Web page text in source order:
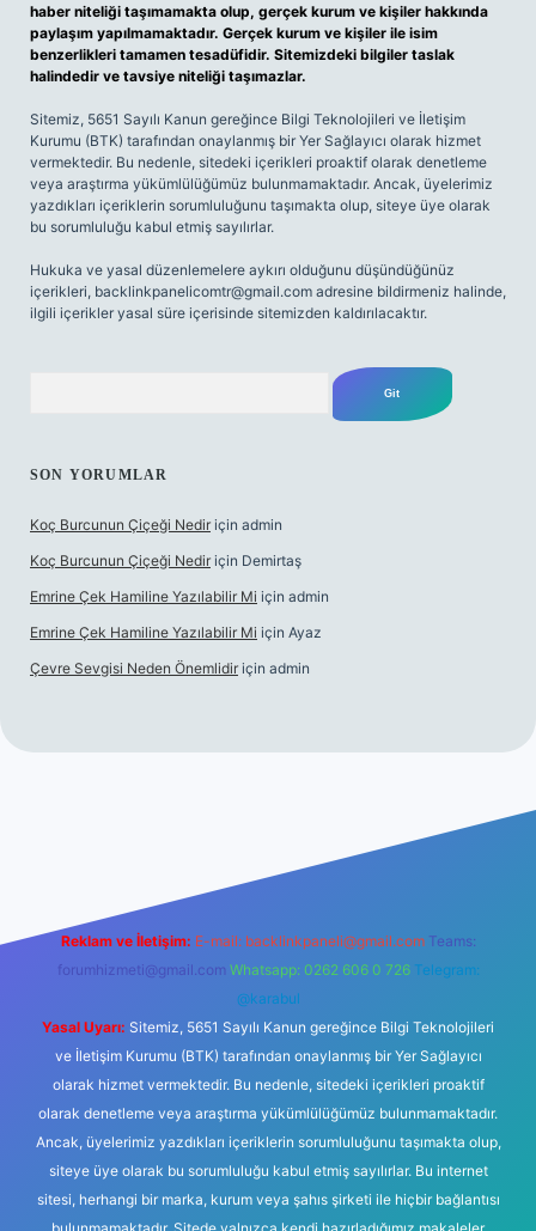
haber niteliği taşımamakta olup, gerçek kurum ve kişiler hakkında
paylaşım yapılmamaktadır. Gerçek kurum ve kişiler ile isim
benzerlikleri tamamen tesadüfidir. Sitemizdeki bilgiler taslak
halindedir ve tavsiye niteliği taşımazlar.
Sitemiz, 5651 Sayılı Kanun gereğince Bilgi Teknolojileri ve İletişim
Kurumu (BTK) tarafından onaylanmış bir Yer Sağlayıcı olarak hizmet
vermektedir. Bu nedenle, sitedeki içerikleri proaktif olarak denetleme
veya araştırma yükümlülüğümüz bulunmamaktadır. Ancak, üyelerimiz
yazdıkları içeriklerin sorumluluğunu taşımakta olup, siteye üye olarak
bu sorumluluğu kabul etmiş sayılırlar.
Hukuka ve yasal düzenlemelere aykırı olduğunu düşündüğünüz
içerikleri, backlinkpanelicomtr@gmail.com adresine bildirmeniz halinde,
ilgili içerikler yasal süre içerisinde sitemizden kaldırılacaktır.
SON YORUMLAR
Koç Burcunun Çiçeği Nedir için admin
Koç Burcunun Çiçeği Nedir için Demirtaş
Emrine Çek Hamiline Yazılabilir Mi için admin
Emrine Çek Hamiline Yazılabilir Mi için Ayaz
Çevre Sevgisi Neden Önemlidir için admin
Reklam ve İletişim: E-mail: backlinkpaneli@gmail.com Teams:
forumhizmeti@gmail.com Whatsapp: 0262 606 0 726 Telegram:
@karabul
Yasal Uyarı: Sitemiz, 5651 Sayılı Kanun gereğince Bilgi Teknolojileri
ve İletişim Kurumu (BTK) tarafından onaylanmış bir Yer Sağlayıcı
olarak hizmet vermektedir. Bu nedenle, sitedeki içerikleri proaktif
olarak denetleme veya araştırma yükümlülüğümüz bulunmamaktadır.
Ancak, üyelerimiz yazdıkları içeriklerin sorumluluğunu taşımakta olup,
siteye üye olarak bu sorumluluğu kabul etmiş sayılırlar. Bu internet
sitesi, herhangi bir marka, kurum veya şahıs şirketi ile hiçbir bağlantısı